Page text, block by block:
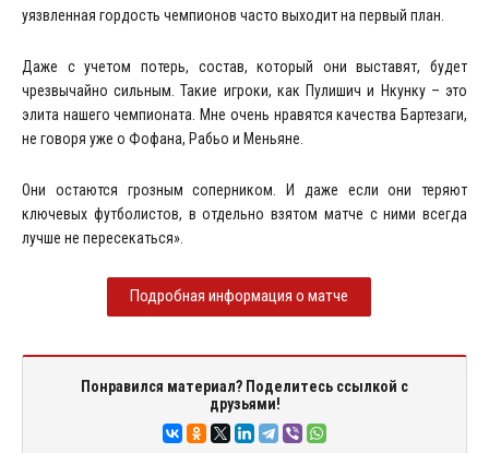
уязвленная гордость чемпионов часто выходит на первый план.
Даже с учетом потерь, состав, который они выставят, будет
чрезвычайно сильным. Такие игроки, как Пулишич и Нкунку – это
элита нашего чемпионата. Мне очень нравятся качества Бартезаги,
не говоря уже о Фофана, Рабьо и Меньяне.
Они остаются грозным соперником. И даже если они теряют
ключевых футболистов, в отдельно взятом матче с ними всегда
лучше не пересекаться».
Подробная информация о матче
Понравился материал? Поделитесь ссылкой с
друзьями!